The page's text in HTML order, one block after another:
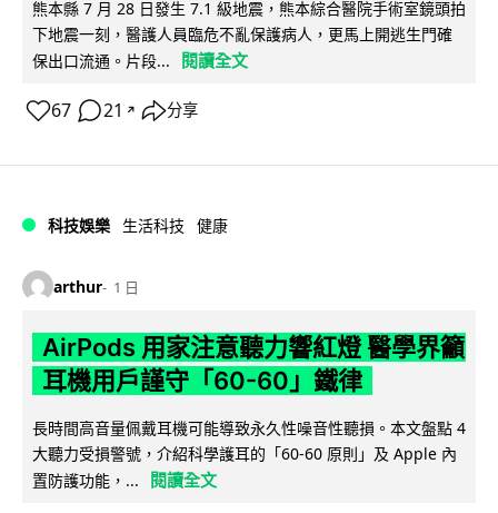
熊本縣 7 月 28 日發生 7.1 級地震，熊本綜合醫院手術室鏡頭拍
下地震一刻，醫護人員臨危不亂保護病人，更馬上開逃生門確
保出口流通。片段...
閱讀全文
67 21 ↗ 分享
科技娛樂 生活科技 健康
arthur 1 日
AirPods 用家注意聽力響紅燈 醫學界籲
耳機用戶謹守「60-60」鐵律
長時間高音量佩戴耳機可能導致永久性噪音性聽損。本文盤點 4
大聽力受損警號，介紹科學護耳的「60-60 原則」及 Apple 內
置防護功能，...
閱讀全文